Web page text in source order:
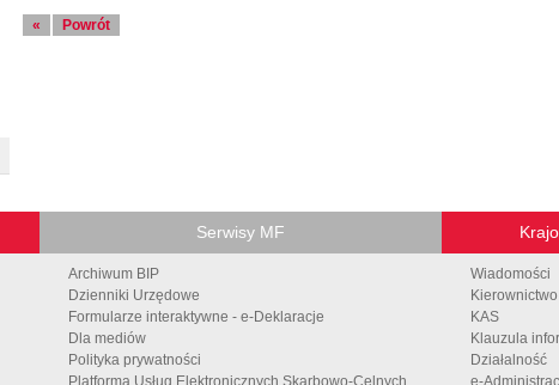
« Powrót
Serwisy MF
Archiwum BIP
Dzienniki Urzędowe
Formularze interaktywne - e-Deklaracje
Dla mediów
Polityka prywatności
Platforma Usług Elektronicznych Skarbowo-Celnych
Wiadomości
Kierownictwo
KAS
Klauzula
Działalność
e-